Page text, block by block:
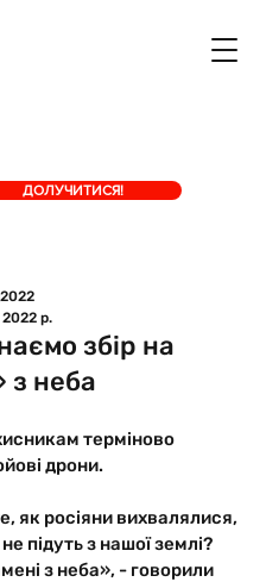
ДОЛУЧИТИСЯ!
збір на
з неба
р.
терміново
дрони.
як росіяни вихвалялися,
підуть з нашої землі?
з неба», - говорили